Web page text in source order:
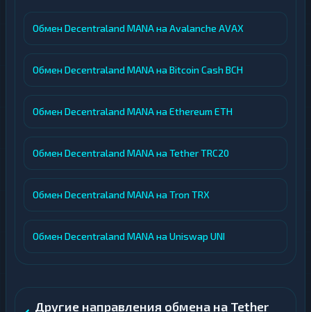
Обмен Decentraland MANA на Avalanche AVAX
Обмен Decentraland MANA на Bitcoin Cash BCH
Обмен Decentraland MANA на Ethereum ETH
Обмен Decentraland MANA на Tether TRC20
Обмен Decentraland MANA на Tron TRX
Обмен Decentraland MANA на Uniswap UNI
Другие направления обмена на Tether